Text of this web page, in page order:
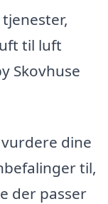
til luft
Skovhuse
dine
til,
der passer